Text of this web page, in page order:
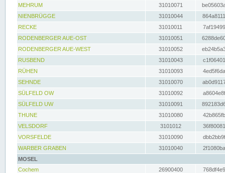
MEHRUM
31010071
NIENBRÜGGE
31010044
RECKE
31010011
RODENBERGER AUE-OST
31010051
RODENBERGER AUE-WEST
31010052
RUSBEND
31010043
RÜHEN
31010093
SEHNDE
31010070
SÜLFELD OW
31010092
SÜLFELD UW
31010091
THUNE
31010080
VELSDORF
3101012
VORSFELDE
31010090
WARBER GRABEN
31010040
MOSEL
Cochem
26900400